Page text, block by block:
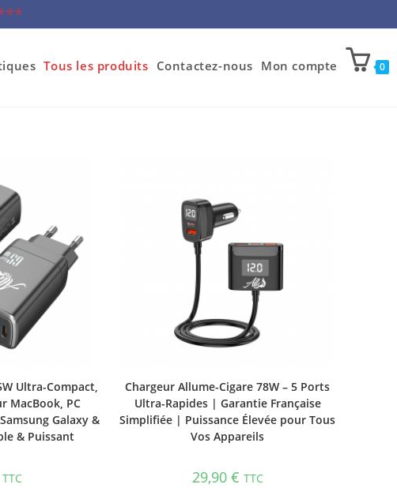
Tous les produits Contactez-nous Mon compte 0
Ultra-Compact,
MacBook, PC
Galaxy &
& Puissant
TTC
Chargeur Allume-Cigare 78W – 5 Ports
Ultra-Rapides | Garantie Française
Simplifiée | Puissance Élevée pour Tous
Vos Appareils
29,90 € TTC